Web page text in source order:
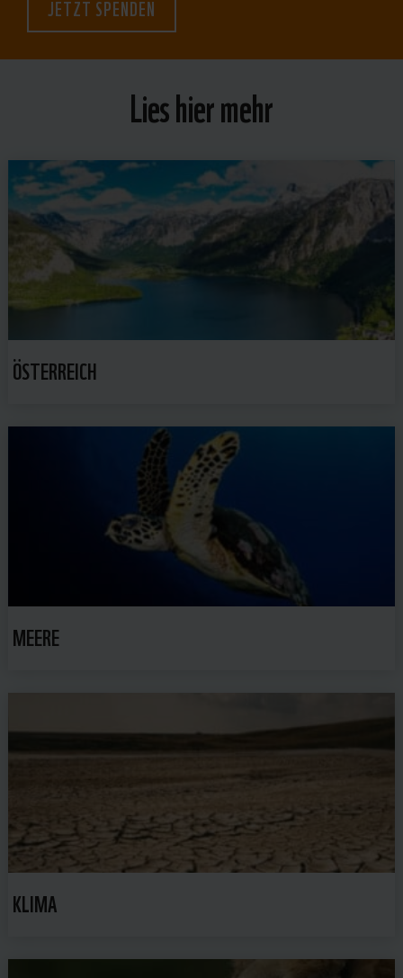
JETZT SPENDEN
Lies hier mehr
ÖSTERREICH
MEERE
KLIMA